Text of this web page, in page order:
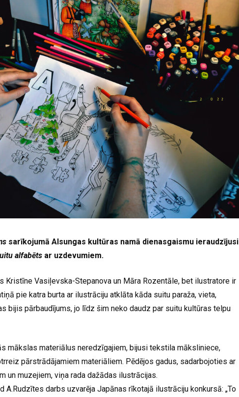
sarīkojumā Alsungas kultūras namā dienasgaismu ieraudzījusi
alfabēts ar uzdevumiem.
Kristīne Vasiļevska-Stepanova un Māra Rozentāle, bet ilustratore ir
pie katra burta ar ilustrāciju atklāta kāda suitu paraža, vieta,
bijis pārbaudījums, jo līdz šim neko daudz par suitu kultūras telpu
mākslas materiālus neredzīgajiem, bijusi tekstila māksliniece,
pārstrādājamiem materiāliem. Pēdējos gadus, sadarbojoties ar
un muzejiem, viņa rada dažādas ilustrācijas.
A.Rudzītes darbs uzvarēja Japānas rīkotajā ilustrāciju konkursā: „To